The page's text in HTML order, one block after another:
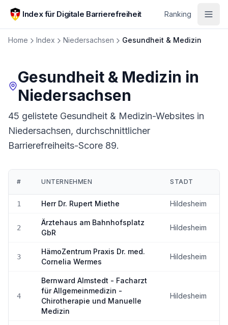
Zum Hauptinhalt springen
Index für Digitale Barrierefreiheit Ranking
Home Index Niedersachsen Gesundheit & Medizin
Gesundheit & Medizin in
Niedersachsen
45 gelistete Gesundheit & Medizin-Websites in
Niedersachsen, durchschnittlicher
Barrierefreiheits-Score 89.
Gesundheit & Medizin Niedersachsen
# UNTERNEHMEN STADT
1 Herr Dr. Rupert Miethe Hildesheim
2
Ärztehaus am Bahnhofsplatz
GbR
Hildesheim
3
HämoZentrum Praxis Dr. med.
Cornelia Wermes
Hildesheim
4
Bernward Almstedt - Facharzt
für Allgemeinmedizin -
Chirotherapie und Manuelle
Medizin
Hildesheim